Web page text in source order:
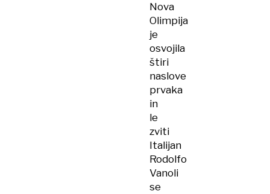
Nova
Olimpija
je
osvojila
štiri
naslove
prvaka
in
le
zviti
Italijan
Rodolfo
Vanoli
se